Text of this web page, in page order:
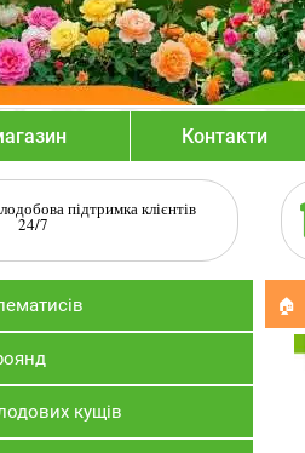
Контакти
підтримка клієнтів
7
кущів
🏠